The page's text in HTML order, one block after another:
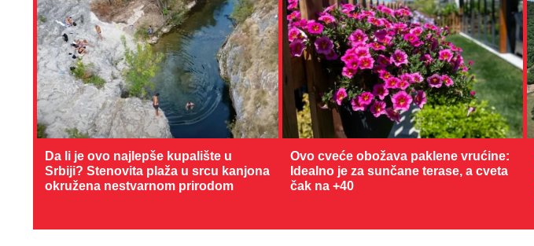
Da li je ovo najlepše kupalište u
Srbiji? Stenovita plaža u srcu kanjona
okružena nestvarnom prirodom
Ovo cveće obožava paklene vrućine:
Idealno je za sunčane terase, a cveta
čak na +40